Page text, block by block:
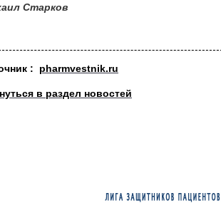
Старков
: pharmvestnik.ru
в раздел новостей